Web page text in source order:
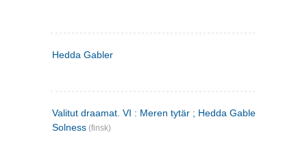
Hedda Gabler
Valitut draamat. VI : Meren tytär ; Hedda Gabler ;
Solness (finsk)